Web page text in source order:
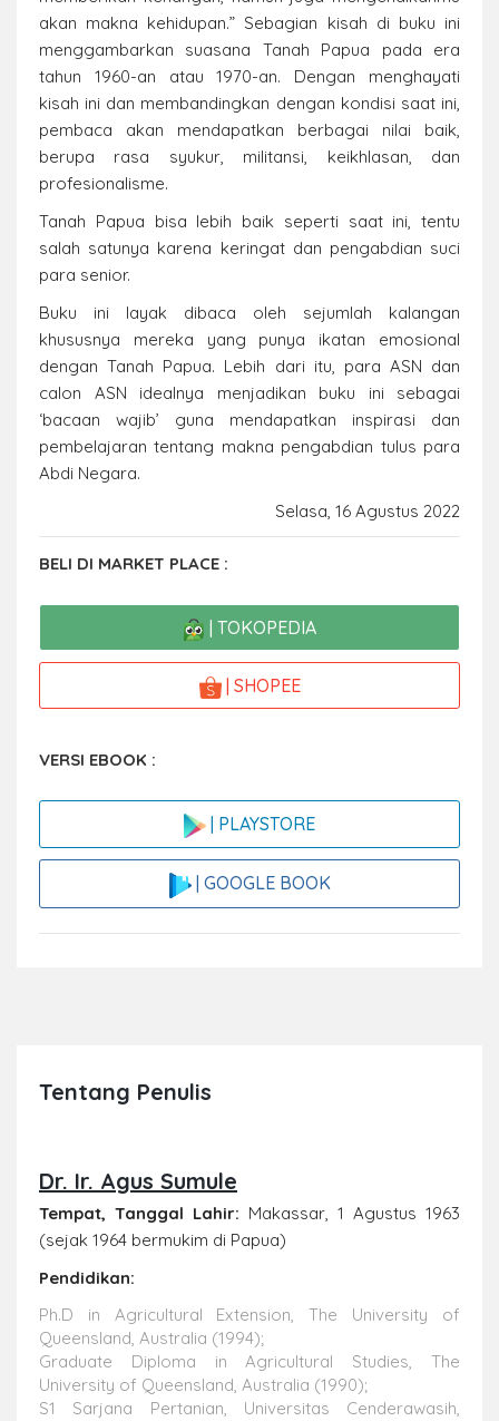
akan makna kehidupan.” Sebagian kisah di buku ini
menggambarkan suasana Tanah Papua pada era
tahun 1960-an atau 1970-an. Dengan menghayati
kisah ini dan membandingkan dengan kondisi saat ini,
pembaca akan mendapatkan berbagai nilai baik,
berupa rasa syukur, militansi, keikhlasan, dan
profesionalisme.
Tanah Papua bisa lebih baik seperti saat ini, tentu
salah satunya karena keringat dan pengabdian suci
para senior.
Buku ini layak dibaca oleh sejumlah kalangan
khususnya mereka yang punya ikatan emosional
dengan Tanah Papua. Lebih dari itu, para ASN dan
calon ASN idealnya menjadikan buku ini sebagai
‘bacaan wajib’ guna mendapatkan inspirasi dan
pembelajaran tentang makna pengabdian tulus para
Abdi Negara.
Selasa, 16 Agustus 2022
BELI DI MARKET PLACE :
| TOKOPEDIA
| SHOPEE
VERSI EBOOK :
| PLAYSTORE
| GOOGLE BOOK
Tentang Penulis
Dr. Ir. Agus Sumule
Tempat, Tanggal Lahir: Makassar, 1 Agustus 1963
(sejak 1964 bermukim di Papua)
Pendidikan:
Ph.D in Agricultural Extension, The University of
Queensland, Australia (1994);
Graduate Diploma in Agricultural Studies, The
University of Queensland, Australia (1990);
S1 Sarjana Pertanian, Universitas Cenderawasih,